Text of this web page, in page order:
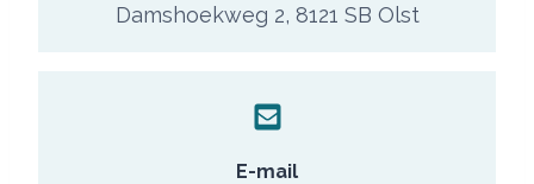
Damshoekweg 2, 8121 SB Olst
E-mail